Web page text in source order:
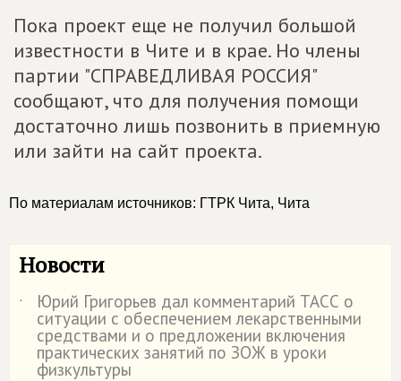
Пока проект еще не получил большой
известности в Чите и в крае. Но члены
партии "СПРАВЕДЛИВАЯ РОССИЯ"
сообщают, что для получения помощи
достаточно лишь позвонить в приемную
или зайти на сайт проекта.
По материалам источников: ГТРК Чита, Чита
Новости
˙ Юрий Григорьев дал комментарий ТАСС о
ситуации с обеспечением лекарственными
средствами и о предложении включения
практических занятий по ЗОЖ в уроки
физкультуры